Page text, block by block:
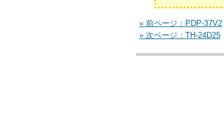
« 前ページ：PDP-37V2
» 次ページ：TH-24D25